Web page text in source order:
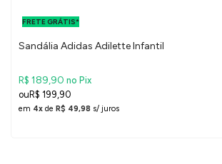
FRETE GRÁTIS*
Sandália Adidas Adilette Infantil
R$ 189,90 no Pix
R$ 199,90
em 4x de R$ 49,98 s/ juros